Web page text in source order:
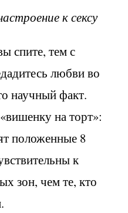
к сексу
спите, тем с
любви во
научный факт.
на торт»:
положенные 8
к
зон, чем те, кто